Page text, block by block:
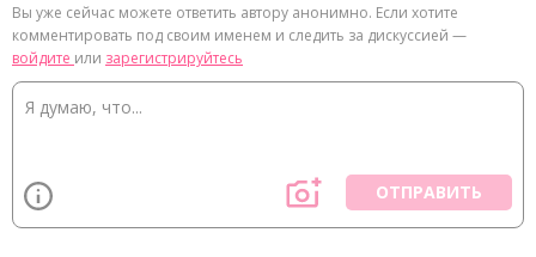
Вы уже сейчас можете ответить автору анонимно. Если хотите
комментировать под своим именем и следить за дискуссией —
войдите или зарегистрируйтесь
ОТПРАВИТЬ